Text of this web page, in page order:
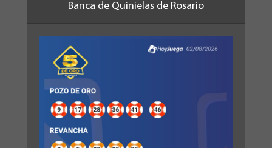
Banca de Quinielas de Rosario